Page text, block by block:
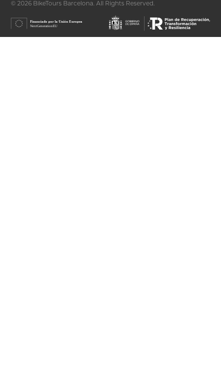
© 2026 BikeTours Barcelona. All Rights Reserved.